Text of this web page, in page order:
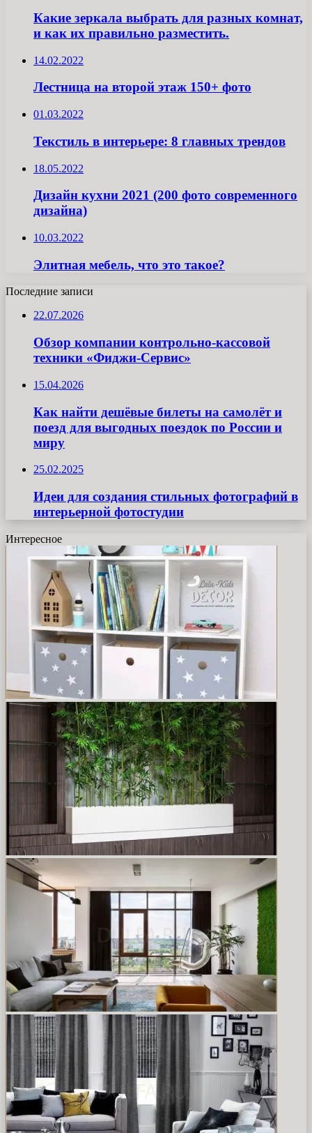
Какие зеркала выбрать для разных комнат,
и как их правильно разместить.
14.02.2022
Лестница на второй этаж 150+ фото
01.03.2022
Текстиль в интерьере: 8 главных трендов
18.05.2022
Дизайн кухни 2021 (200 фото современного
дизайна)
10.03.2022
Элитная мебель, что это такое?
Последние записи
22.07.2026
Обзор компании контрольно-кассовой
техники «Фиджи-Сервис»
15.04.2026
Как найти дешёвые билеты на самолёт и
поезд для выгодных поездок по России и
миру
25.02.2025
Идеи для создания стильных фотографий в
интерьерной фотостудии
Интересное